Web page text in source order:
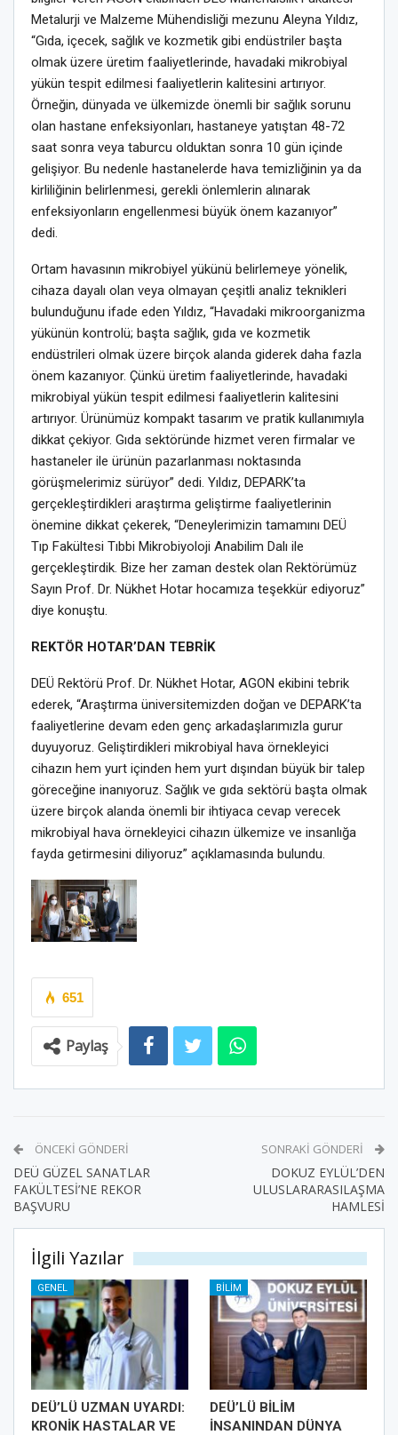
Metalurji ve Malzeme Mühendisliği mezunu Aleyna Yıldız,
“Gıda, içecek, sağlık ve kozmetik gibi endüstriler başta
olmak üzere üretim faaliyetlerinde, havadaki mikrobiyal
yükün tespit edilmesi faaliyetlerin kalitesini artırıyor.
Örneğin, dünyada ve ülkemizde önemli bir sağlık sorunu
olan hastane enfeksiyonları, hastaneye yatıştan 48-72
saat sonra veya taburcu olduktan sonra 10 gün içinde
gelişiyor. Bu nedenle hastanelerde hava temizliğinin ya da
kirliliğinin belirlenmesi, gerekli önlemlerin alınarak
enfeksiyonların engellenmesi büyük önem kazanıyor”
dedi.
Ortam havasının mikrobiyel yükünü belirlemeye yönelik,
cihaza dayalı olan veya olmayan çeşitli analiz teknikleri
bulunduğunu ifade eden Yıldız, “Havadaki mikroorganizma
yükünün kontrolü; başta sağlık, gıda ve kozmetik
endüstrileri olmak üzere birçok alanda giderek daha fazla
önem kazanıyor. Çünkü üretim faaliyetlerinde, havadaki
mikrobiyal yükün tespit edilmesi faaliyetlerin kalitesini
artırıyor. Ürünümüz kompakt tasarım ve pratik kullanımıyla
dikkat çekiyor. Gıda sektöründe hizmet veren firmalar ve
hastaneler ile ürünün pazarlanması noktasında
görüşmelerimiz sürüyor” dedi. Yıldız, DEPARK’ta
gerçekleştirdikleri araştırma geliştirme faaliyetlerinin
önemine dikkat çekerek, “Deneylerimizin tamamını DEÜ
Tıp Fakültesi Tıbbi Mikrobiyoloji Anabilim Dalı ile
gerçekleştirdik. Bize her zaman destek olan Rektörümüz
Sayın Prof. Dr. Nükhet Hotar hocamıza teşekkür ediyoruz”
diye konuştu.
REKTÖR HOTAR’DAN TEBRİK
DEÜ Rektörü Prof. Dr. Nükhet Hotar, AGON ekibini tebrik
ederek, “Araştırma üniversitemizden doğan ve DEPARK’ta
faaliyetlerine devam eden genç arkadaşlarımızla gurur
duyuyoruz. Geliştirdikleri mikrobiyal hava örnekleyici
cihazın hem yurt içinden hem yurt dışından büyük bir talep
göreceğine inanıyoruz. Sağlık ve gıda sektörü başta olmak
üzere birçok alanda önemli bir ihtiyaca cevap verecek
mikrobiyal hava örnekleyici cihazın ülkemize ve insanlığa
fayda getirmesini diliyoruz” açıklamasında bulundu.
651
Paylaş
ÖNCEKI GÖNDERI
DEÜ GÜZEL SANATLAR
FAKÜLTESİ’NE REKOR
BAŞVURU
SONRAKI GÖNDERI
DOKUZ EYLÜL’DEN
ULUSLARARASILAŞMA
HAMLESİ
İlgili Yazılar
GENEL
DEÜ’LÜ UZMAN UYARDI:
KRONİK HASTALAR VE
BILIM
DEÜ’LÜ BİLİM
İNSANINDAN DÜNYA